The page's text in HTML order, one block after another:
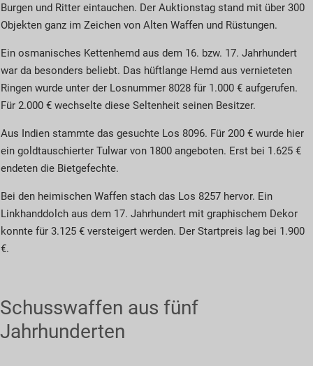
Burgen und Ritter eintauchen. Der Auktionstag stand mit über 300
Objekten ganz im Zeichen von Alten Waffen und Rüstungen.
Ein osmanisches Kettenhemd aus dem 16. bzw. 17. Jahrhundert
war da besonders beliebt. Das hüftlange Hemd aus vernieteten
Ringen wurde unter der Losnummer 8028 für 1.000 € aufgerufen.
Für 2.000 € wechselte diese Seltenheit seinen Besitzer.
Aus Indien stammte das gesuchte Los 8096. Für 200 € wurde hier
ein goldtauschierter Tulwar von 1800 angeboten. Erst bei 1.625 €
endeten die Bietgefechte.
Bei den heimischen Waffen stach das Los 8257 hervor. Ein
Linkhanddolch aus dem 17. Jahrhundert mit graphischem Dekor
konnte für 3.125 € versteigert werden. Der Startpreis lag bei 1.900
€.
Schusswaffen aus fünf
Jahrhunderten